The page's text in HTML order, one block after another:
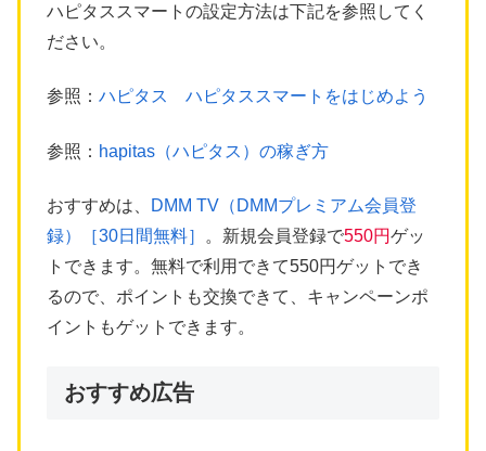
ハピタススマートの設定方法は下記を参照してく
ださい。
参照： ハピタス ハピタススマートをはじめよう
参照： hapitas（ハピタス）の稼ぎ方
おすすめは、
DMM TV（DMMプレミアム会員登
録）［30日間無料］
。新規会員登録で550円ゲッ
トできます。無料で利用できて550円ゲットでき
るので、ポイントも交換できて、キャンペーンポ
イントもゲットできます。
おすすめ広告